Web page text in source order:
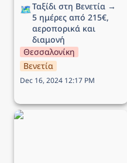
🗺️Ταξίδι στη Βενετία →
5 ημέρες από 215€,
αεροπορικά και
διαμονή
Θεσσαλονίκη
Βενετία
Dec 16, 2024 12:17 PM
Ταξίδι στο Εδιμβούργο →